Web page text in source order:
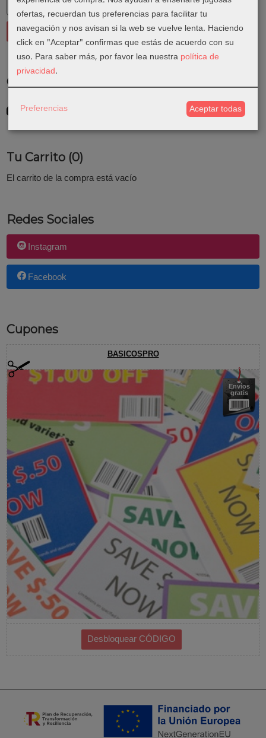
Costes de Envío
GRATIS *
Consultar Destinos
Tu Carrito (0)
El carrito de la compra está vacío
Redes Sociales
Instagram
Facebook
Cupones
BASICOSPRO
Envíos
gratis
ofertas, recuerdan tus preferencias para facilitar tu
navegación y nos avisan si la web se vuelve lenta. Haciendo
click en "Aceptar" confirmas que estás de acuerdo con su
uso. Para saber más, por favor lea nuestra política de
privacidad.
Preferencias Aceptar todas